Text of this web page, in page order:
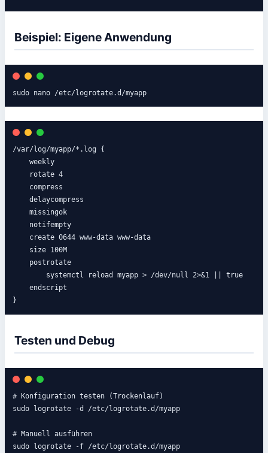
Beispiel: Eigene Anwendung
sudo nano /etc/logrotate.d/myapp
/var/log/myapp/*.log {
    weekly
    rotate 4
    compress
    delaycompress
    missingok
    notifempty
    create 0644 www-data www-data
    size 100M
    postrotate
        systemctl reload myapp > /dev/null 2>&1 || true
    endscript
}
Testen und Debug
# Konfiguration testen (Trockenlauf)
sudo logrotate -d /etc/logrotate.d/myapp
# Manuell ausführen
sudo logrotate -f /etc/logrotate.d/myapp